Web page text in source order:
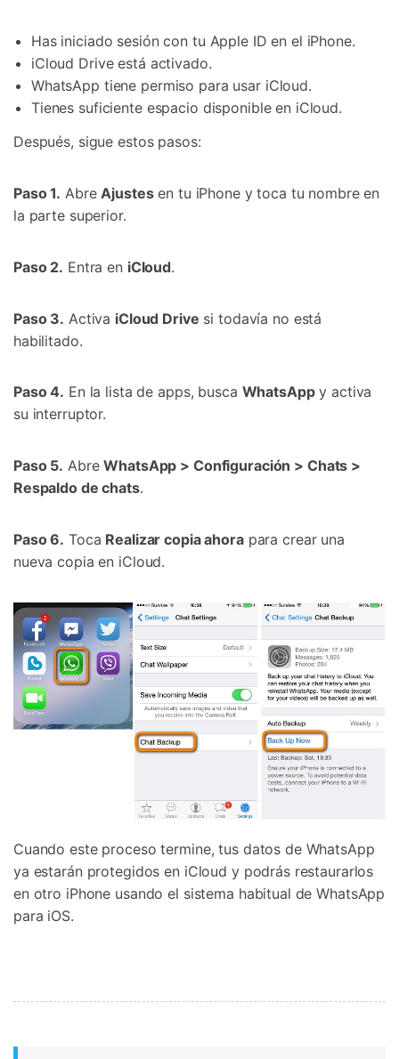
Has iniciado sesión con tu Apple ID en el iPhone.
iCloud Drive está activado.
WhatsApp tiene permiso para usar iCloud.
Tienes suficiente espacio disponible en iCloud.
Después, sigue estos pasos:
Paso 1. Abre Ajustesen tu iPhone y toca tu nombre en
la parte superior.
Paso 2. Entra en iCloud.
Paso 3. Activa iCloud Drive si todavía no está
habilitado.
Paso 4. En la lista de apps, busca WhatsAppy activa
su interruptor.
Paso 5. AbreWhatsApp > Configuración > Chats >
Respaldo de chats.
Paso 6. Toca Realizar copia ahorapara crear una
nueva copia en iCloud.
Cuando este proceso termine, tus datos de WhatsApp
ya estarán protegidos en iCloud y podrás restaurarlos
en otro iPhone usando el sistema habitual de WhatsApp
para iOS.